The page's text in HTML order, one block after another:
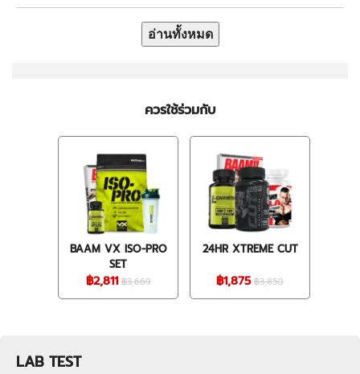
อ่านทั้งหมด
ควรใช้ร่วมกับ
BAAM VX ISO-PRO
SET
฿2,811 ฿3,669
24HR XTREME CUT
฿1,875 ฿3,850
LAB TEST